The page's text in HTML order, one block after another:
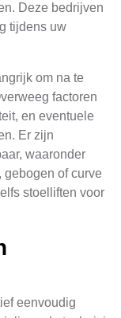
Deze bedrijven
tijdens uw
om na te
factoren
en eventuele
Er zijn
waaronder
gebogen of curve
stoelliften voor
eenvoudig